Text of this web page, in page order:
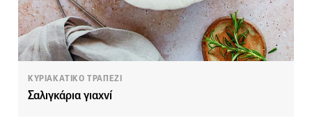
ΚΥΡΙΑΚΑΤΙΚΟ ΤΡΑΠΕΖΙ
Σαλιγκάρια γιαχνί